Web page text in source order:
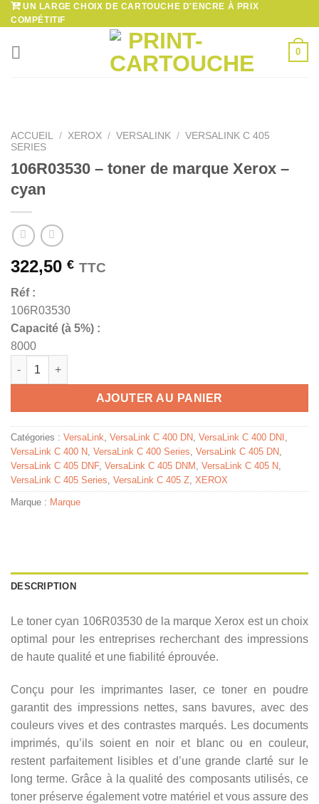
Passer
au
contenu
UN LARGE CHOIX DE CARTOUCHE D'ENCRE À PRIX
COMPÉTITIF
0
ACCUEIL / XEROX / VERSALINK / VERSALINK C 405
SERIES
106R03530 – toner de marque Xerox –
cyan
322,50 € TTC
Réf :
106R03530
Capacité (à 5%) :
8000
quantité de 106R03530 - toner de marque Xerox - cyan
AJOUTER AU PANIER
Catégories : VersaLink, VersaLink C 400 DN, VersaLink C 400 DNI ,
VersaLink C 400 N, VersaLink C 400 Series, VersaLink C 405 DN,
VersaLink C 405 DNF, VersaLink C 405 DNM , VersaLink C 405 N,
VersaLink C 405 Series, VersaLink C 405 Z, XEROX
Marque : Marque
DESCRIPTION
Le toner cyan 106R03530 de la marque Xerox est un choix
optimal pour les entreprises recherchant des impressions
de haute qualité et une fiabilité éprouvée.
Conçu pour les imprimantes laser, ce toner en poudre
garantit des impressions nettes, sans bavures, avec des
couleurs vives et des contrastes marqués. Les documents
imprimés, qu’ils soient en noir et blanc ou en couleur,
restent parfaitement lisibles et d’une grande clarté sur le
long terme. Grâce à la qualité des composants utilisés, ce
toner préserve également votre matériel et vous assure des